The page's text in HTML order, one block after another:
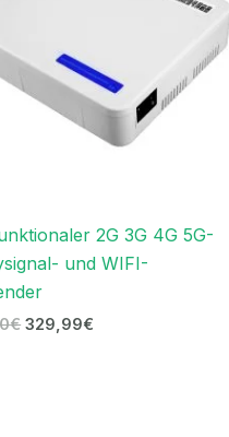
2G 3G 4G 5G-
und WIFI-
€ 329,99€